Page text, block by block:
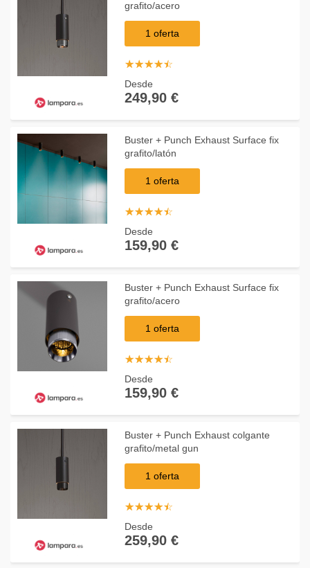
grafito/acero
1 oferta
☆☆☆☆☆
★★★★★
Desde
249,90 €
Buster + Punch Exhaust Surface fix
grafito/latón
1 oferta
☆☆☆☆☆
★★★★★
Desde
159,90 €
Buster + Punch Exhaust Surface fix
grafito/acero
1 oferta
☆☆☆☆☆
★★★★★
Desde
159,90 €
Buster + Punch Exhaust colgante
grafito/metal gun
1 oferta
☆☆☆☆☆
★★★★★
Desde
259,90 €